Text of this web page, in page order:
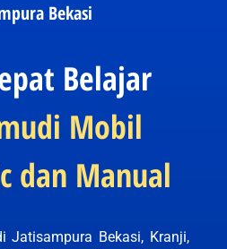
Bekasi
Belajar
Mobil
dan Manual
Jatisampura Bekasi, Kranji,